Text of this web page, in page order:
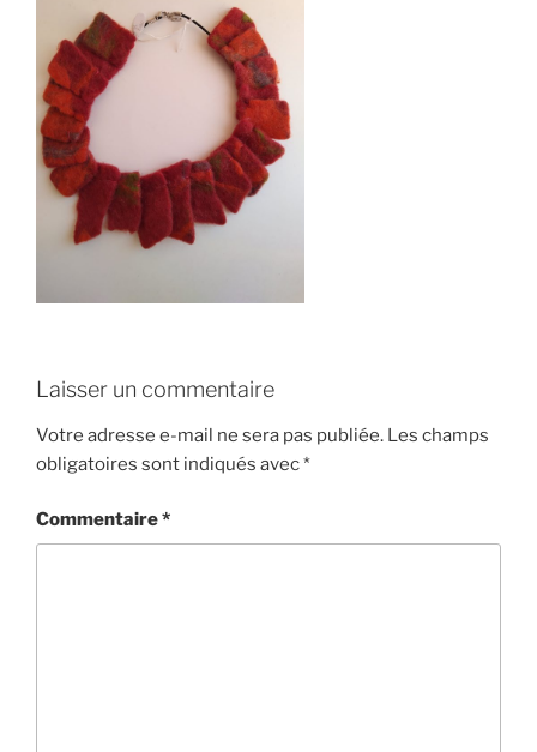
Laisser un commentaire
Votre adresse e-mail ne sera pas publiée. Les champs
obligatoires sont indiqués avec*
Commentaire*